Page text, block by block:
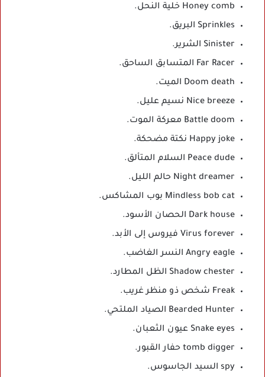
Honey comb خلية النحل.
Sprinkles البريق.
Sinister الشرير.
Far Racer المتسابق الساحق.
Doom death الميت.
Nice breeze نسيم عليل.
Battle doom معركة الموت.
Happy joke نكتة مضحكة.
Peace dude السلام المتألق.
Night dreamer حالم الليل.
Mindless bob cat بوب المشاكس.
Dark house الحصان الأسود.
Virus forever فيروس إلى الأبد.
Angry eagle النسر الغاضب.
Shadow chester الظل المطارد.
Freak شخص ذو منظر غريب.
Bearded Hunter الصياد الملتحي.
Snake eyes عيون الثعبان.
tomb digger حفار القبور.
spy السيد الجاسوس.